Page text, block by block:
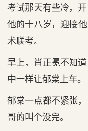
考试那天有些冷，
他的十八岁，迎接
术联考。
早上，肖正冕不知
中一样让郁棠上车。
郁棠一点都不紧张
哥的叫个没完。